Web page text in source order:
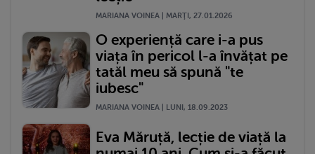
MARIANA VOINEA | MARŢI, 27.01.2026
O experiență care i-a pus
viața în pericol l-a învățat pe
tatăl meu să spună "te
iubesc"
MARIANA VOINEA | LUNI, 18.09.2023
Eva Măruță, lecție de viață la